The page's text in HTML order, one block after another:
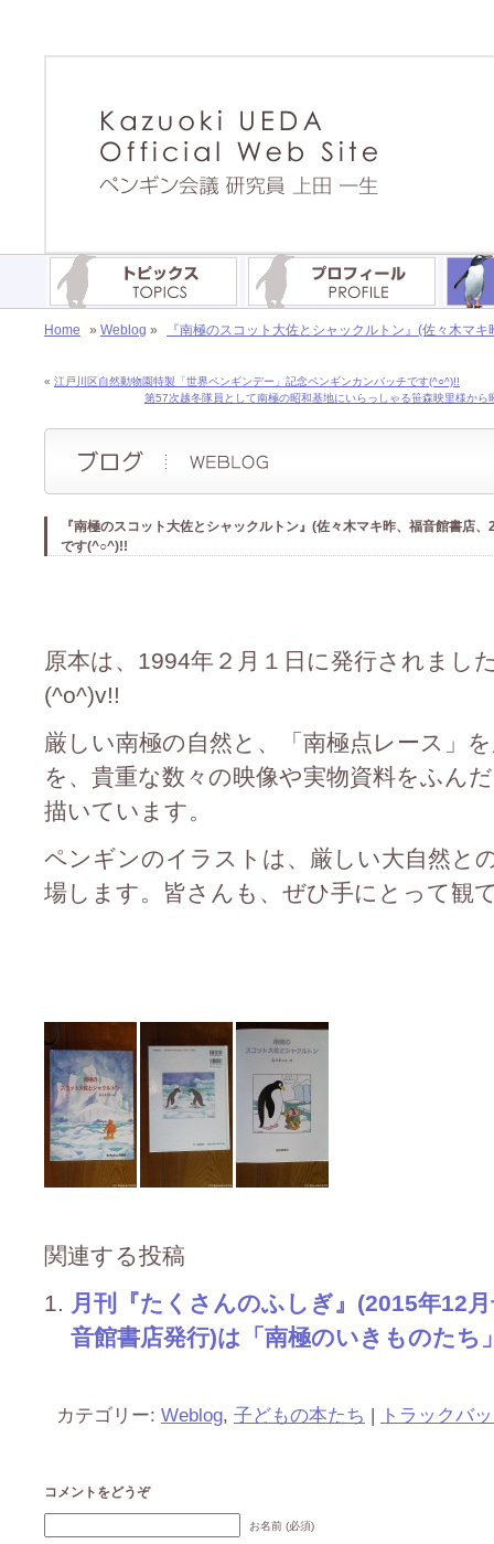
Home » Weblog » 『南極のスコット大佐とシャックルトン』(佐々木マ
« 江戸川区自然動物園特製「世界ペンギンデー」記念ペンギンカンバッチです(^○^)!!
第57次越冬隊員として南極の昭和基地にいらっしゃる笹森映里様か
『南極のスコット大佐とシャックルトン』(佐々木マキ昨、福音館書店
です(^○^)!!
原本は、1994年２月１日に発行されまし
(^o^)v!!
厳しい南極の自然と、「南極点レース」
を、貴重な数々の映像や実物資料をふん
描いています。
ペンギンのイラストは、厳しい大自然と
場します。皆さんも、ぜひ手にとって観
関連する投稿
月刊『たくさんのふしぎ』(2015年12
音館書店発行)は「南極のいきものた
カテゴリー: Weblog, 子どもの本たち | トラックバ
コメントをどうぞ
お名前 (必須)